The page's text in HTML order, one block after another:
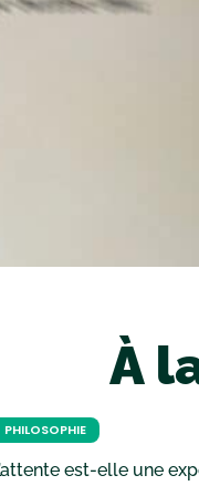
À
PHILOSOPHIE
est-elle une